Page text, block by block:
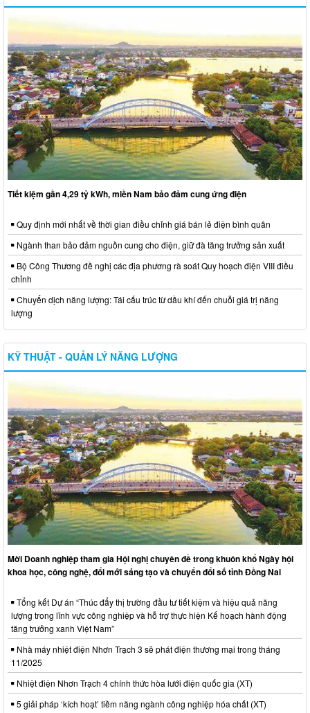
Tiết kiệm gần 4,29 tỷ kWh, miền Nam bảo đảm cung ứng điện
Quy định mới nhất về thời gian điều chỉnh giá bán lẻ điện bình quân
Ngành than bảo đảm nguồn cung cho điện, giữ đà tăng trưởng sản xuất
Bộ Công Thương đề nghị các địa phương rà soát Quy hoạch điện VIII điều
chỉnh
Chuyển dịch năng lượng: Tái cấu trúc từ dầu khí đến chuỗi giá trị năng
lượng
KỸ THUẬT - QUẢN LÝ NĂNG LƯỢNG
Mời Doanh nghiệp tham gia Hội nghị chuyên đề trong khuôn khổ Ngày hội
khoa học, công nghệ, đổi mới sáng tạo và chuyển đổi số tỉnh Đồng Nai
Tổng kết Dự án “Thúc đẩy thị trường đầu tư tiết kiệm và hiệu quả năng
lượng trong lĩnh vực công nghiệp và hỗ trợ thực hiện Kế hoạch hành động
tăng trưởng xanh Việt Nam”
Nhà máy nhiệt điện Nhơn Trạch 3 sẽ phát điện thương mại trong tháng
11/2025
Nhiệt điện Nhơn Trạch 4 chính thức hòa lưới điện quốc gia (XT)
5 giải pháp ‘kích hoạt’ tiềm năng ngành công nghiệp hóa chất (XT)